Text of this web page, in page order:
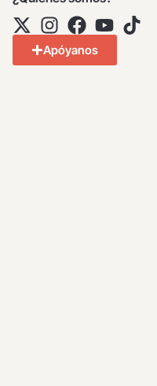
Apóyanos